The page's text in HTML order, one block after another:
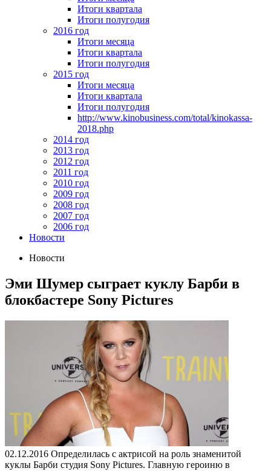
Итоги квартала
Итоги полугодия
2016 год
Итоги месяца
Итоги квартала
Итоги полугодия
2015 год
Итоги месяца
Итоги квартала
Итоги полугодия
http://www.kinobusiness.com/total/kinokassa-
2018.php
2014 год
2013 год
2012 год
2011 год
2010 год
2009 год
2008 год
2007 год
2006 год
Новости
Новости
Эми Шумер сыграет куклу Барби в
блокбастере Sony Pictures
02.12.2016 Определилась с актрисой на роль знаменитой
куклы Барби студия Sony Pictures. Главную героиню в